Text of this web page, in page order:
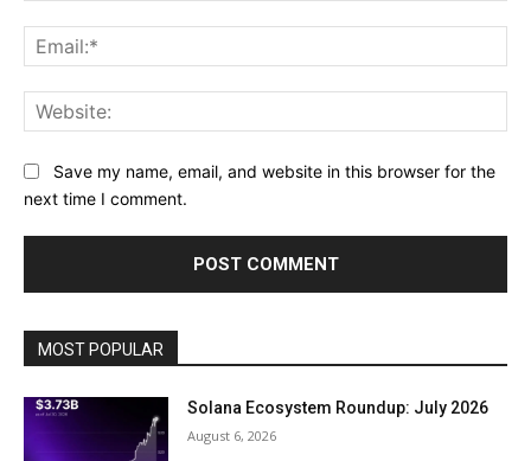
Save my name, email, and website in this browser for the
next time I comment.
MOST POPULAR
Solana Ecosystem Roundup: July 2026
August 6, 2026